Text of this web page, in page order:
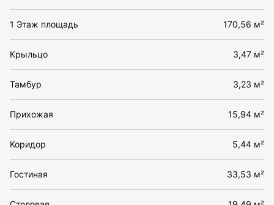
1 Этаж площадь 170,56 м²
Крыльцо 3,47 м²
Тамбур 3,23 м²
Прихожая 15,94 м²
Коридор 5,44 м²
Гостиная 33,53 м²